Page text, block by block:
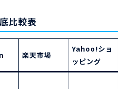
比較表
楽天市場
Yahoo!ショ
ッピング